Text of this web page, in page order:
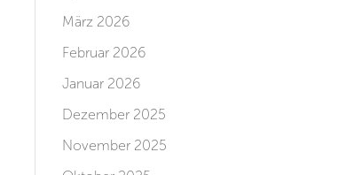
März 2026
Februar 2026
Januar 2026
Dezember 2025
November 2025